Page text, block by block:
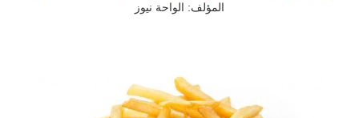
المؤلف: الواحة نيوز